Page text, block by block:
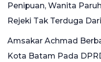
Penipuan, Wanita
Rejeki Tak Terduga
Amsakar Achmad
Kota Batam Pada